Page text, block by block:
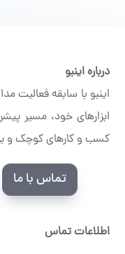
درباره اینبو
ابزارهای خود، مسیر
کسب و کارهای کوچک و
تماس با ما
اطلاعات تماس